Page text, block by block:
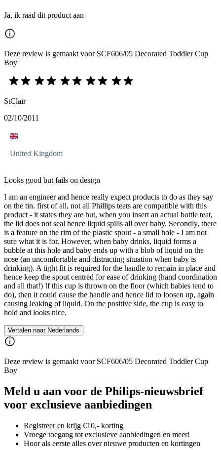
Ja, ik raad dit product aan
Deze review is gemaakt voor SCF606/05 Decorated Toddler Cup
Boy
StClair
02/10/2011
United Kingdom
Looks good but fails on design
I am an engineer and hence really expect products to do as they say
on the tin. first of all, not all Phillips teats are compatible with this
product - it states they are but, when you insert an actual bottle teat,
the lid does not seal hence liquid spills all over baby. Secondly, there
is a feature on the rim of the plastic spout - a small hole - I am not
sure what it is for. However, when baby drinks, liquid forms a
bubble at this hole and baby ends up with a blob of liquid on the
nose (an uncomfortable and distracting situation when baby is
drinking). A tight fit is required for the handle to remain in place and
hence keep the spout centred for ease of drinking (hand coordination
and all that!) If this cup is thrown on the floor (which babies tend to
do), then it could cause the handle and hence lid to loosen up, again
causing leaking of liquid. On the positive side, the cup is easy to
hold and looks nice.
Vertalen naar Nederlands
Deze review is gemaakt voor SCF606/05 Decorated Toddler Cup
Boy
Meld u aan voor de Philips-nieuwsbrief
voor exclusieve aanbiedingen
Registreer en krijg €10,- korting
Vroege toegang tot exclusieve aanbiedingen en meer!
Hoor als eerste alles over nieuwe producten en kortingen